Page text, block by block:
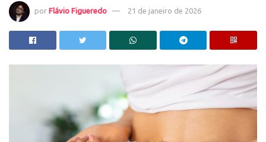
por Flávio Figueredo 21 de janeiro de 2026